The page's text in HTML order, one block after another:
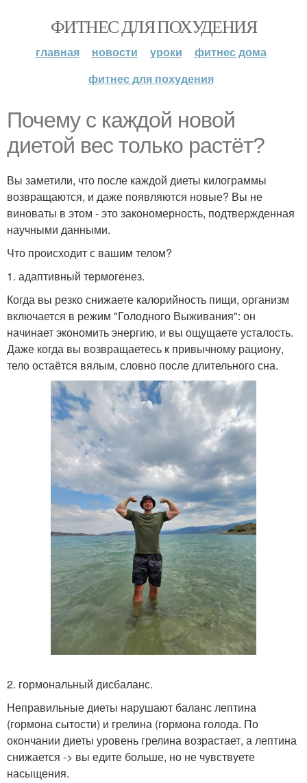
ФИТНЕС ДЛЯ ПОХУДЕНИЯ
главная новости уроки
фитнес дома
фитнес для похудения
Почему с каждой новой
диетой вес только растёт?
Вы заметили, что после каждой диеты килограммы
возвращаются, и даже появляются новые? Вы не
виноваты в этом - это закономерность, подтвержденная
научными данными.
Что происходит с вашим телом?
1. адаптивный термогенез.
Когда вы резко снижаете калорийность пищи, организм
включается в режим "Голодного Выживания": он
начинает экономить энергию, и вы ощущаете усталость.
Даже когда вы возвращаетесь к привычному рациону,
тело остаётся вялым, словно после длительного сна.
2. гормональный дисбаланс.
Неправильные диеты нарушают баланс лептина
(гормона сытости) и грелина (гормона голода. По
окончании диеты уровень грелина возрастает, а лептина
снижается -> вы едите больше, но не чувствуете
насыщения.